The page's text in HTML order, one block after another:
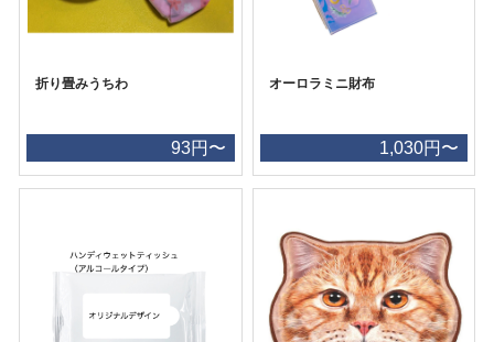
折り畳みうちわ
93円〜
オーロラミニ財布
1,030円〜